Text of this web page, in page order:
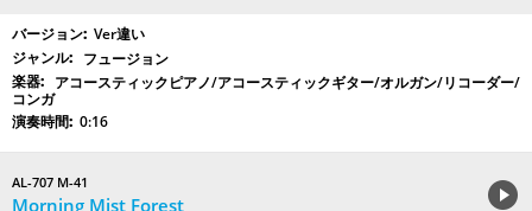
Ver違い
フュージョン
アコースティックピアノ/アコースティックギター/オルガン/リコーダー/
コンガ
0:16
AL-707 M-41
Morning Mist Forest